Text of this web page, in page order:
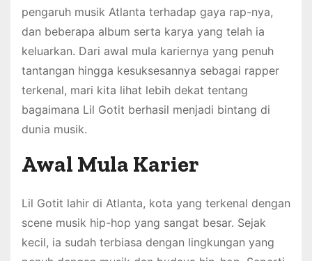
pengaruh musik Atlanta terhadap gaya rap-nya,
dan beberapa album serta karya yang telah ia
keluarkan. Dari awal mula kariernya yang penuh
tantangan hingga kesuksesannya sebagai rapper
terkenal, mari kita lihat lebih dekat tentang
bagaimana Lil Gotit berhasil menjadi bintang di
dunia musik.
Awal Mula Karier
Lil Gotit lahir di Atlanta, kota yang terkenal dengan
scene musik hip-hop yang sangat besar. Sejak
kecil, ia sudah terbiasa dengan lingkungan yang